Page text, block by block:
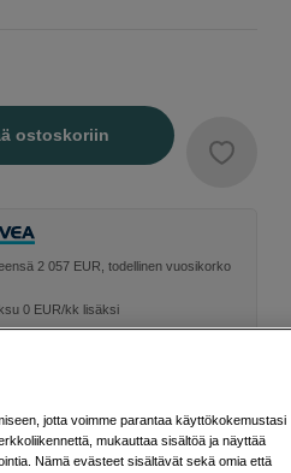
ostoskoriin
2 057 EUR, todellinen vuosikorko
0 EUR/kk lisäksi
saamista. Apua saat kuntasi talous- ja
jotta voimme parantaa käyttökokemustasi
mukauttaa sisältöä ja näyttää
Nämä evästeet sisältävät sekä omia että